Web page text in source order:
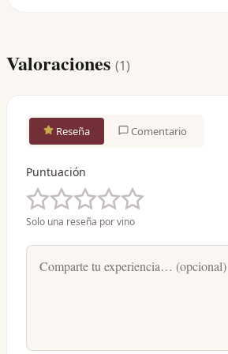
Valoraciones (1)
Reseña Comentario
Puntuación
Solo una reseña por vino